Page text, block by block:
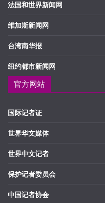
法国和世界新闻网
维加斯新闻网
台湾南华报
纽约都市新闻网
官方网站
国际记者证
世界华文媒体
世界中文记者
保护记者委员会
中国记者协会